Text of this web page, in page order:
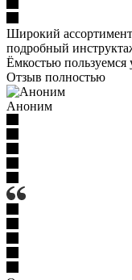
Широкий
подробный
Ёмкостью пользуемся
Отзыв полностью
Аноним